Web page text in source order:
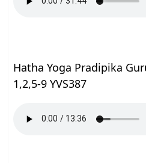
Hatha Yoga Pradipika
1,2,5-9 YVS387